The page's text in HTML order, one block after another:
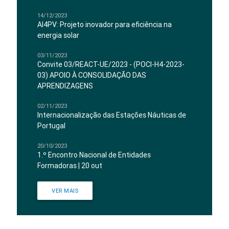
14/12/2023
AI4PV: Projeto inovador para eficiência na
energia solar
03/11/2023
Convite 03/REACT-UE/2023 - (POCI-H4-2023-
03) APOIO À CONSOLIDAÇÃO DAS
APRENDIZAGENS
02/11/2023
Internacionalização das Estações Náuticas de
Portugal
20/10/2023
1.º Encontro Nacional de Entidades
Formadoras | 20 out
VER MAIS